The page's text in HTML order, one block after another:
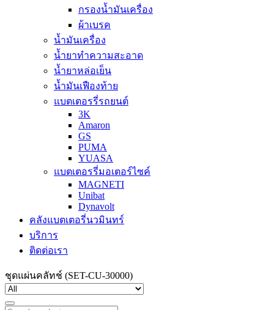
กรองน้ำมันเครื่อง
ผ้าเบรค
น้ำมันเครื่อง
น้ำยาทำความสะอาด
น้ำยาหล่อเย็น
น้ำมันเฟืองท้าย
แบตเตอรรี่รถยนต์
3K
Amaron
GS
PUMA
YUASA
แบตเตอรรี่มอเตอร์ไซค์
MAGNETI
Unibat
Dynavolt
คลังแบตเตอรี่นวมินทร์
บริการ
ติดต่อเรา
ชุดแผ่นคลัทช์ (SET-CU-30000)